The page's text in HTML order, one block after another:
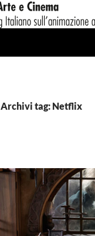
Archivi tag: Netflix